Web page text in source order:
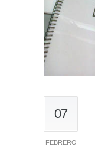
07
FEBRERO